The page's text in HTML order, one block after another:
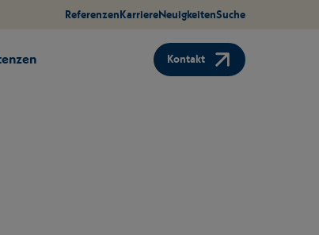
ReferenzenKarriereNeuigkeitenSuche
Kontakt